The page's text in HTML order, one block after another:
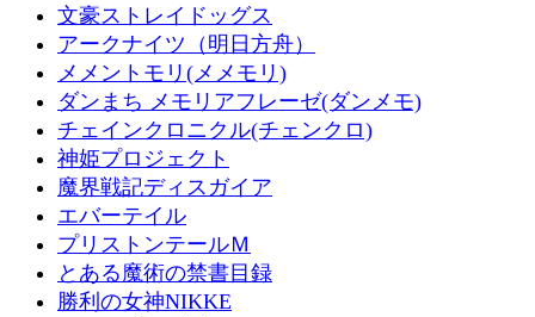
文豪ストレイドッグス
アークナイツ（明日方舟）
メメントモリ(メメモリ)
ダンまち メモリアフレーゼ(ダンメモ)
チェインクロニクル(チェンクロ)
神姫プロジェクト
魔界戦記ディスガイア
エバーテイル
プリストンテールＭ
とある魔術の禁書目録
勝利の女神NIKKE